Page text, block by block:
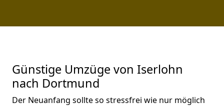
Günstige Umzüge von Iserlohn
nach Dortmund
Der Neuanfang sollte so stressfrei wie nur möglich